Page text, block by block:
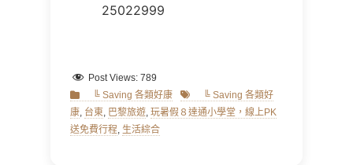
25022999
Post Views: 789
Categories
╚ Saving 各類好康 Tags ╚ Saving 各類好
康, 台東, 巴黎旅遊, 玩暑假８達通小學堂，線上PK
送免費行程, 生活綜合